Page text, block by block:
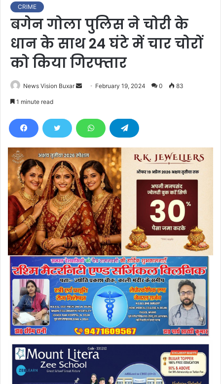
CRIME
बगेन गोला पुलिस ने चोरी के
धान के साथ 24 घंटे में चार चोरों
को किया गिरफ्तार
News Vision Buxar
d
e
m
a
i
l
February 19, 2024 0 83
1 minute read